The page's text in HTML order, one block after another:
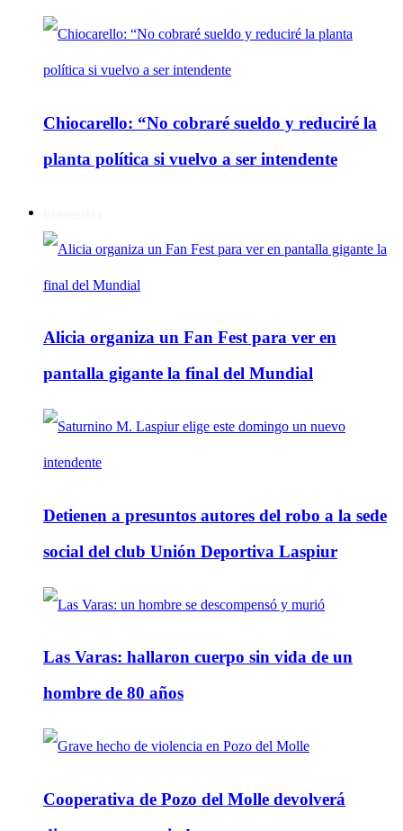
Chiocarello: “No cobraré sueldo y reduciré la
planta política si vuelvo a ser intendente
Alicia organiza un Fan Fest para ver en
pantalla gigante la final del Mundial
Detienen a presuntos autores del robo a la sede
social del club Unión Deportiva Laspiur
Las Varas: hallaron cuerpo sin vida de un
hombre de 80 años
Cooperativa de Pozo del Molle devolverá